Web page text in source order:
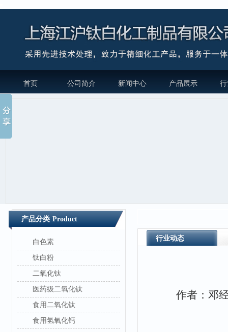
首页 公司简介 新闻中心 产品展示
产品分类 Product
白色素
钛白粉
二氧化钛
医药级二氧化钛
食用二氧化钛
食用氢氧化钙
行业动态
作者：邓